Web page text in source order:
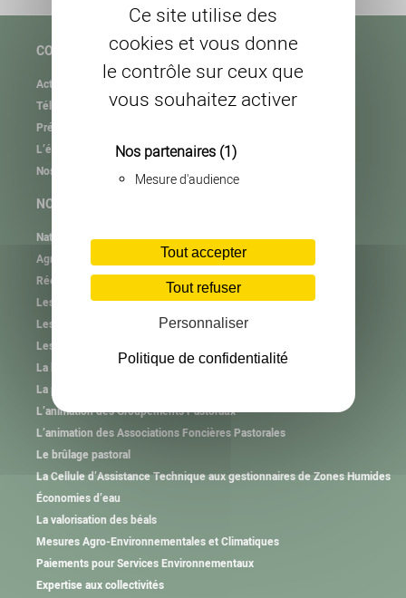
Ce site utilise des
cookies et vous donne
le contrôle sur ceux que
vous souhaitez activer
Nos partenaires (1)
Mesure d'audience
Tout accepter
Tout refuser
Personnaliser
Politique de confidentialité
COPAGE
Actualités
Téléchargement
Présentation de l’association
L’équipe
Nos partenaires
NOS MISSIONS
Natura 2000
Agrifaune
RéeL CPIE de Lozère
Les plastiques agricoles
Les autres collectes
Les consignes de tri
La haie et l’arbre hors forêt
La plantation et l’animation
L’animation des Groupements Pastoraux
L’animation des Associations Foncières Pastorales
Le brûlage pastoral
La Cellule d’Assistance Technique aux gestionnaires de Zones Humides
Économies d’eau
La valorisation des béals
Mesures Agro-Environnementales et Climatiques
Paiements pour Services Environnementaux
Expertise aux collectivités